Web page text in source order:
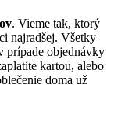
. Vieme tak, ktorý
najradšej. Všetky
prípade objednávky
kartou, alebo
doma už